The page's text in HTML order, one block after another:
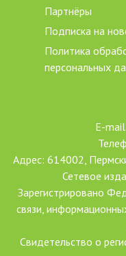
Партнёры
Подписка на
Политика
персональных
E-
Адрес: 614002,
Сетевое
Зарегистрировано
связи,
Свидетельство о